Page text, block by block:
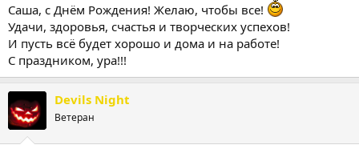
Саша, с Днём Рождения! Желаю, чтобы все!
Удачи, здоровья, счастья и творческих успехов!
И пусть всё будет хорошо и дома и на работе!
С праздником, ура!!!
Devils Night
Ветеран